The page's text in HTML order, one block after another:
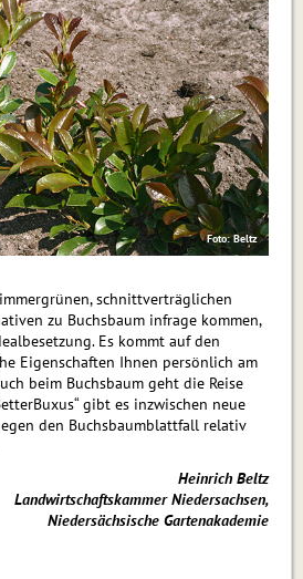
Foto: Beltz
schnittverträglichen
zu Buchsbaum infrage kommen,
Es kommt auf den
Eigenschaften Ihnen persönlich am
beim Buchsbaum geht die Reise
gibt es inzwischen neue
den Buchsbaumblattfall relativ
Heinrich Beltz
Landwirtschaftskammer Niedersachsen,
Niedersächsische Gartenakademie